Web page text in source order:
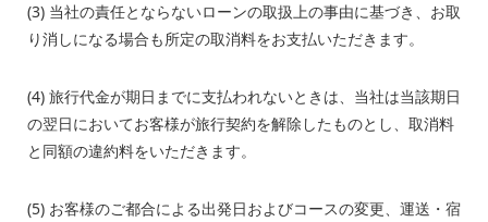
(3) 当社の責任とならないローンの取扱上の事由に基づき、お取
り消しになる場合も所定の取消料をお支払いただきます。
(4) 旅行代金が期日までに支払われないときは、当社は当該期日
の翌日においてお客様が旅行契約を解除したものとし、取消料
と同額の違約料をいただきます。
(5) お客様のご都合による出発日およびコースの変更、運送・宿